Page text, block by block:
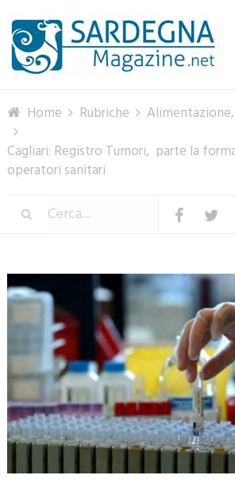
Home Rubriche
Cagliari: Registro Tumori, parte la
operatori sanitari